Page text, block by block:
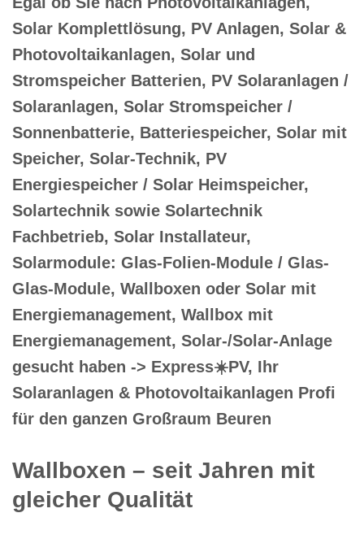
Solar Komplettlösung, PV Anlagen, Solar &
Photovoltaikanlagen, Solar und
Stromspeicher Batterien, PV Solaranlagen /
Solaranlagen, Solar Stromspeicher /
Sonnenbatterie, Batteriespeicher, Solar mit
Speicher, Solar-Technik, PV
Energiespeicher / Solar Heimspeicher,
Solartechnik sowie Solartechnik
Fachbetrieb, Solar Installateur,
Solarmodule: Glas-Folien-Module / Glas-
Glas-Module, Wallboxen oder Solar mit
Energiemanagement, Wallbox mit
Energiemanagement, Solar-/Solar-Anlage
gesucht haben -> Express☀️PV️, Ihr
Solaranlagen & Photovoltaikanlagen Profi
für den ganzen Großraum Beuren
Wallboxen – seit Jahren mit
gleicher Qualität